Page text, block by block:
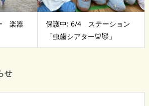
楽器
保護中: 6/4 ステーション
「虫歯シアター🦷😈」
せ